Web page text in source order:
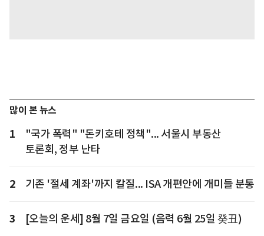
많이 본 뉴스
1
"국가 폭력" "돈키호테 정책"... 서울시 부동산
토론회, 정부 난타
2 기존 '절세 계좌'까지 칼질... ISA 개편안에 개미들 분통
3 [오늘의 운세] 8월 7일 금요일 (음력 6월 25일 癸丑)